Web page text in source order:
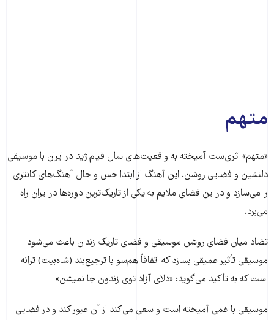
متهم
«متهم» اثری‌ست آمیخته به واقعیت‌های سال قیام ژینا در ایران با موسیقی
دلنشین و فضایی روشن. این آهنگ از ابتدا حس و حال آهنگ‌های کانتری
را می‌سازد و در این فضای ملایم به یکی از تاریک‌ترین دوره‌ها در ایران راه
می‌برد.
تضاد میان فضای روشن موسیقی و فضای تاریک زندان باعث می‌شود
موسیقی تأثیر عمیقی بسازد که اتفاقاً هم‌سو با ترجیع‌بند (شاه‌بیت) ترانه
است که به تأکید می‌گوید: «دلای آزاد توی زندون جا نمیشن»
موسیقی با غمی آمیخته است و سعی می‌کند از آن عبور کند و در فضایی